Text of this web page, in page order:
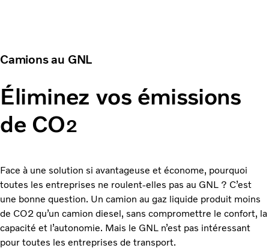
Camions au GNL
Éliminez vos émissions
de CO2
Face à une solution si avantageuse et économe, pourquoi
toutes les entreprises ne roulent-elles pas au GNL ? C’est
une bonne question. Un camion au gaz liquide produit moins
de CO2 qu’un camion diesel, sans compromettre le confort, la
capacité et l’autonomie. Mais le GNL n’est pas intéressant
pour toutes les entreprises de transport.